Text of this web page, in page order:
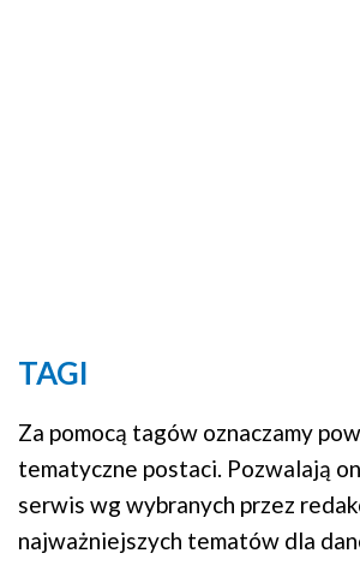
TAGI
Za pomocą tagów oznaczamy
tematyczne postaci. Pozwalają
serwis wg wybranych przez
najważniejszych tematów dla